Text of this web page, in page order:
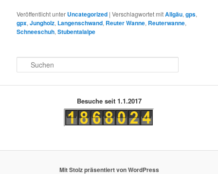
Veröffentlicht unter Uncategorized |Verschlagwortet mitAllgäu,gps,
gpx,Jungholz, Langenschwand, Reuter Wanne, Reuterwanne,
Schneeschuh,Stubentalalpe
u
Besuche seit 1.1.2017
Mit Stolz präsentiert von WordPress